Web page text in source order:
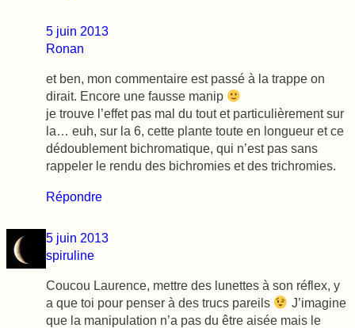
5 juin 2013
Ronan
et ben, mon commentaire est passé à la trappe on
dirait. Encore une fausse manip
je trouve l’effet pas mal du tout et particulièrement sur
la… euh, sur la 6, cette plante toute en longueur et ce
dédoublement bichromatique, qui n’est pas sans
rappeler le rendu des bichromies et des trichromies.
Répondre
5 juin 2013
spiruline
Coucou Laurence, mettre des lunettes à son réflex, y
a que toi pour penser à des trucs pareils
J’imagine
que la manipulation n’a pas du être aisée mais le